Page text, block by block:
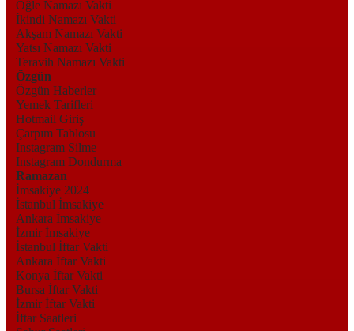
Öğle Namazı Vakti
İkindi Namazı Vakti
Akşam Namazı Vakti
Yatsı Namazı Vakti
Teravih Namazı Vakti
Özgün
Özgün Haberler
Yemek Tarifleri
Hotmail Giriş
Çarpım Tablosu
Instagram Silme
Instagram Dondurma
Ramazan
İmsakiye 2024
İstanbul İmsakiye
Ankara İmsakiye
İzmir İmsakiye
İstanbul İftar Vakti
Ankara İftar Vakti
Konya İftar Vakti
Bursa İftar Vakti
İzmir İftar Vakti
İftar Saatleri